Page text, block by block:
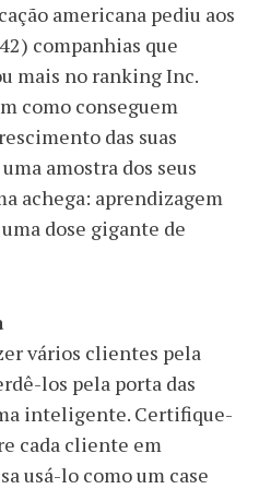
americana pediu aos
companhias que
mais no ranking Inc.
como conseguem
das suas
amostra dos seus
achega: aprendizagem
dose gigante de
vários clientes pela
los pela porta das
inteligente. Certifique-
cada cliente em
usá-lo como um case